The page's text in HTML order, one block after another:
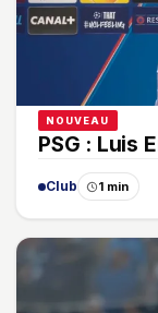
NOUVEAU
PSG : Luis
Club 1 min